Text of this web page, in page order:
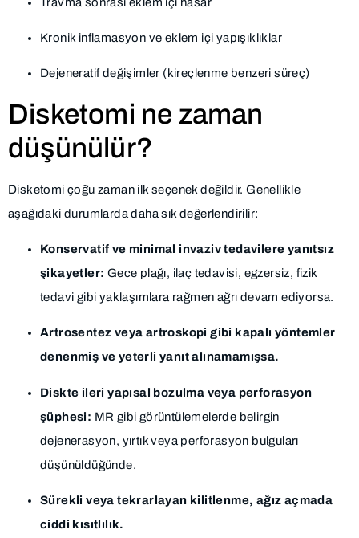
Kronik inflamasyon ve eklem içi yapışıklıklar
Dejeneratif değişimler (kireçlenme benzeri süreç)
Disketomi ne zaman
düşünülür?
Disketomi çoğu zaman ilk seçenek değildir. Genellikle
aşağıdaki durumlarda daha sık değerlendirilir:
Konservatif ve minimal invaziv tedavilere yanıtsız
şikayetler: Gece plağı, ilaç tedavisi, egzersiz, fizik
tedavi gibi yaklaşımlara rağmen ağrı devam ediyorsa.
Artrosentez veya artroskopi gibi kapalı yöntemler
denenmiş ve yeterli yanıt alınamamışsa.
Diskte ileri yapısal bozulma veya perforasyon
şüphesi: MR gibi görüntülemelerde belirgin
dejenerasyon, yırtık veya perforasyon bulguları
düşünüldüğünde.
Sürekli veya tekrarlayan kilitlenme, ağız açmada
ciddi kısıtlılık.